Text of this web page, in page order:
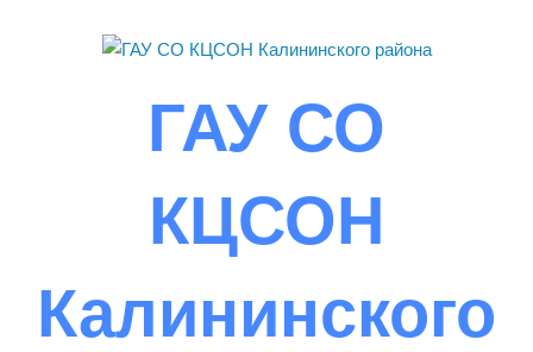
ГАУ СО
КЦСОН
Калининского